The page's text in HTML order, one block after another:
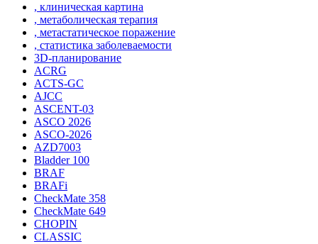
, клиническая картина
, метаболическая терапия
, метастатическое поражение
, статистика заболеваемости
3D-планирование
ACRG
ACTS-GC
AJCC
ASCENT-03
ASCO 2026
ASCO-2026
AZD7003
Bladder 100
BRAF
BRAFi
CheckMate 358
CheckMate 649
CHOPIN
CLASSIС